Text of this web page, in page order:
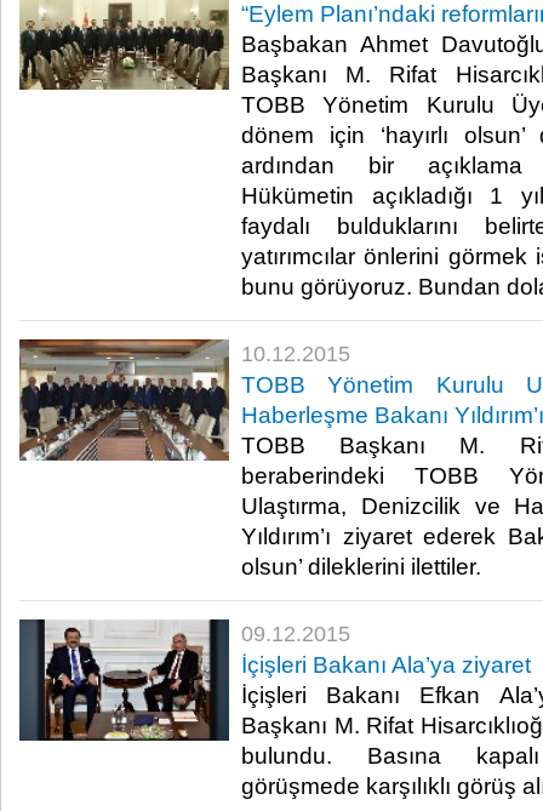
“Eylem Planı’ndaki
Başbakan Ahmet
Başkanı M. Rifat
TOBB Yönetim Kurulu
dönem için ‘hayırlı
ardından bir açıklama
Hükümetin açıkladığı 1
faydalı bulduklarını
yatırımcılar önlerini
bunu görüyoruz. Bundan
10.12.2015
TOBB Yönetim Kurulu
Haberleşme Bakanı
TOBB Başkanı M.
beraberindeki TOBB
Ulaştırma, Denizcilik ve
Yıldırım’ı ziyaret ederek
olsun’ dileklerini ilettiler.​
09.12.2015
İçişleri Bakanı Ala’ya ziyaret
İçişleri Bakanı Efkan
Başkanı M. Rifat
bulundu. Basına
görüşmede karşılıklı görüş